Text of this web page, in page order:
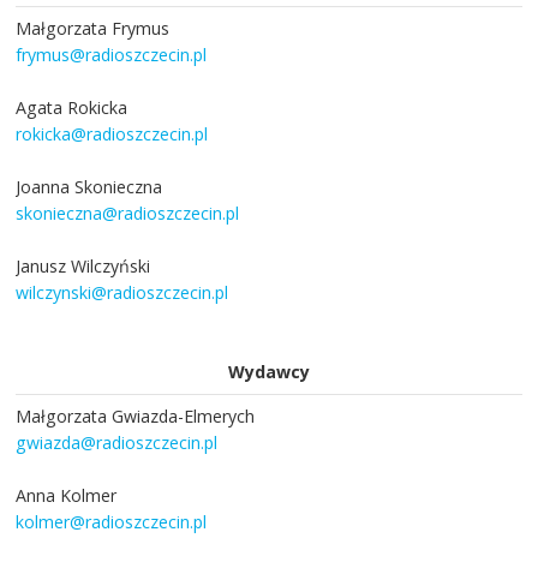
Małgorzata Frymus
frymus@radioszczecin.pl
Agata Rokicka
rokicka@radioszczecin.pl
Joanna Skonieczna
skonieczna@radioszczecin.pl
Janusz Wilczyński
wilczynski@radioszczecin.pl
Wydawcy
Małgorzata Gwiazda-Elmerych
gwiazda@radioszczecin.pl
Anna Kolmer
kolmer@radioszczecin.pl